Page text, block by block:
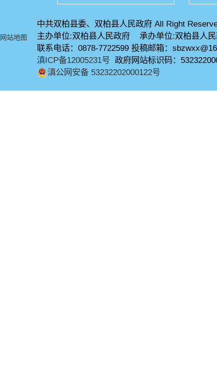
网站地图
中共双柏县委、双柏县人民政府 All Right
主办单位:双柏县人民政府 承办单位:双柏县人
联系电话：0878-7722599 投稿邮箱：
滇ICP备12005231号 政府网站标识码：
滇公网安备 53232202000122号